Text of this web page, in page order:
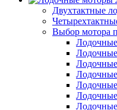
Двухтактные
Выбор мотора